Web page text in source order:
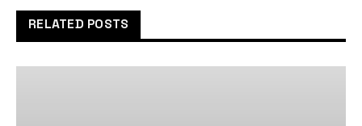
après la guerre
RELATED POSTS